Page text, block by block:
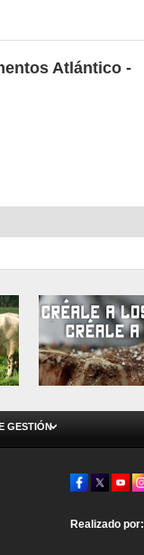
Atlántico -
GESTIÓN
Realizado por: